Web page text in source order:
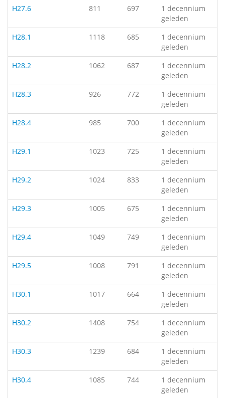
H27.6 811 697
1 decennium
geleden
H28.1
1118 685
1 decennium
geleden
H28.2
1062 687
1 decennium
geleden
H28.3
926 772
1 decennium
geleden
H28.4
985 700
1 decennium
geleden
H29.1
1023 725
1 decennium
geleden
H29.2
1024 833
1 decennium
geleden
H29.3
1005 675
1 decennium
geleden
H29.4
1049 749
1 decennium
geleden
H29.5
1008 791
1 decennium
geleden
H30.1
1017 664
1 decennium
geleden
H30.2
1408 754
1 decennium
geleden
H30.3
1239 684
1 decennium
geleden
H30.4
1085 744
1 decennium
geleden